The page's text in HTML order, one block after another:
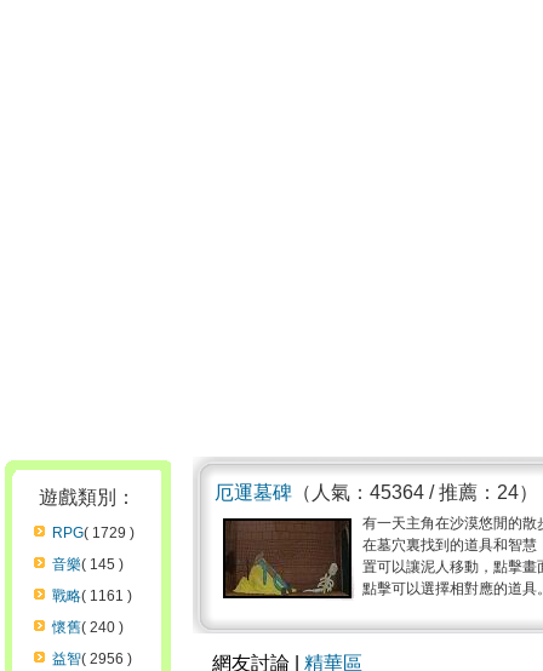
遊戲類別：
RPG( 1729 )
音樂( 145 )
戰略( 1161 )
懷舊( 240 )
益智( 2956 )
厄運墓碑 （人氣：45364 / 推薦：24）
有一天主角在沙漠悠閒的
在墓穴裏找到的道具和智
置可以讓泥人移動，點擊
點擊可以選擇相對應的道具
網友討論 | 精華區